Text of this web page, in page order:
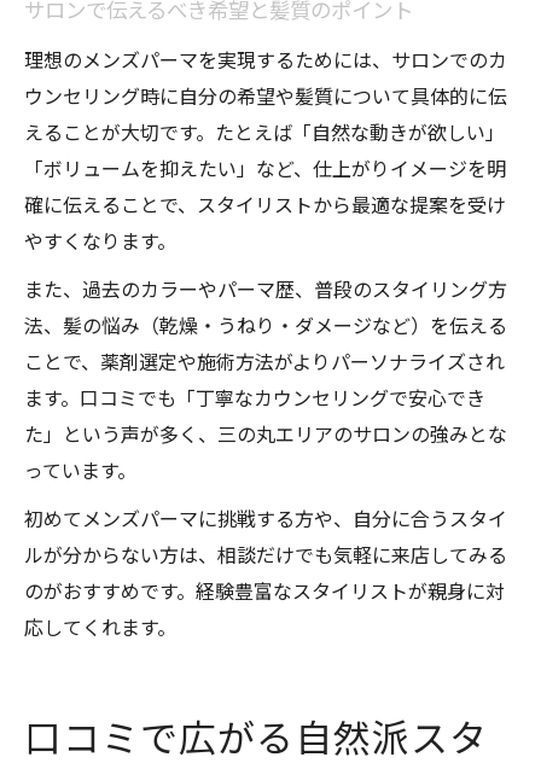
サロンで伝えるべき希望と髪質のポイント
理想のメンズパーマを実現するためには、サロンでのカ
ウンセリング時に自分の希望や髪質について具体的に伝
えることが大切です。たとえば「自然な動きが欲しい」
「ボリュームを抑えたい」など、仕上がりイメージを明
確に伝えることで、スタイリストから最適な提案を受け
やすくなります。
また、過去のカラーやパーマ歴、普段のスタイリング方
法、髪の悩み（乾燥・うねり・ダメージなど）を伝える
ことで、薬剤選定や施術方法がよりパーソナライズされ
ます。口コミでも「丁寧なカウンセリングで安心でき
た」という声が多く、三の丸エリアのサロンの強みとな
っています。
初めてメンズパーマに挑戦する方や、自分に合うスタイ
ルが分からない方は、相談だけでも気軽に来店してみる
のがおすすめです。経験豊富なスタイリストが親身に対
応してくれます。
口コミで広がる自然派スタ